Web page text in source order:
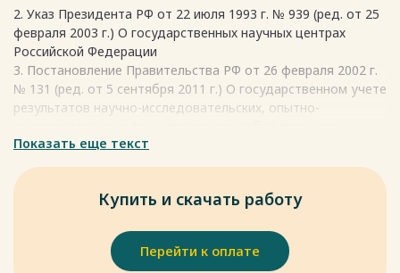
2. Указ Президента РФ от 22 июля 1993 г. № 939 (ред. от 25
февраля 2003 г.) О государственных научных центрах
Российской Федерации
3. Постановление Правительства РФ от 26 февраля 2002 г.
№ 131 (ред. от 5 сентября 2011 г.) О государственном учете
результатов научно-исследовательских, опытно-
специального и двойного назначения
4. Абрамова, И.Г. Основы организации и управления
подготовкой производства машиностроительного
предприятия [Электронный ресурс]: электрон. учеб.
опт. диск (CD-ROM). – Самара: изд-во СГАУ, 2011.
5. Быковский В.В. Организация и финансирование
Показать еще текст
Купить и скачать работу
Перейти к оплате